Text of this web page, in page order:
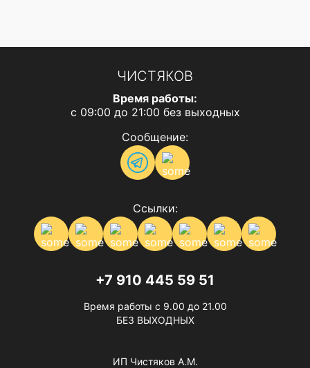
ЧИСТЯКОВ
Время работы:
с 09:00 до 21:00 без выходных
Сообщение:
Ссылки:
+7 910 445 59 51
Время работы с 9.00 до 21.00
БЕЗ ВЫХОДНЫХ
ИП Чистяков А.М.